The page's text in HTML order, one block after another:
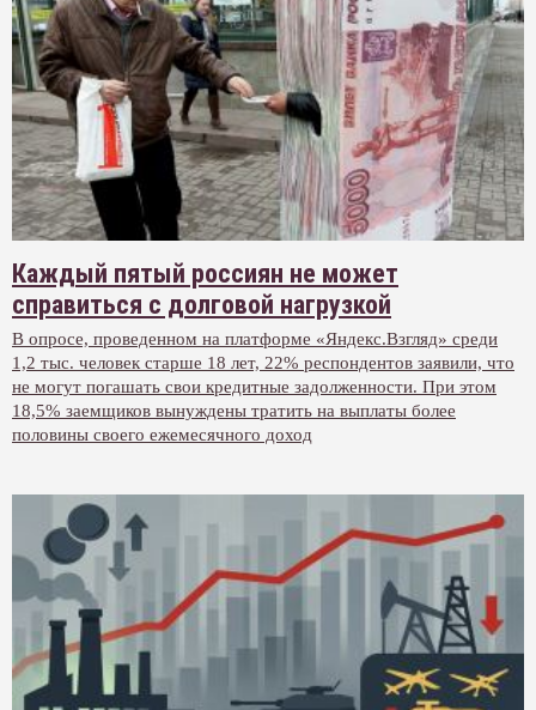
Каждый пятый россиян не может
справиться с долговой нагрузкой
В опросе, проведенном на платформе «Яндекс.Взгляд» среди
1,2 тыс. человек старше 18 лет, 22% респондентов заявили, что
не могут погашать свои кредитные задолженности. При этом
18,5% заемщиков вынуждены тратить на выплаты более
половины своего ежемесячного доход